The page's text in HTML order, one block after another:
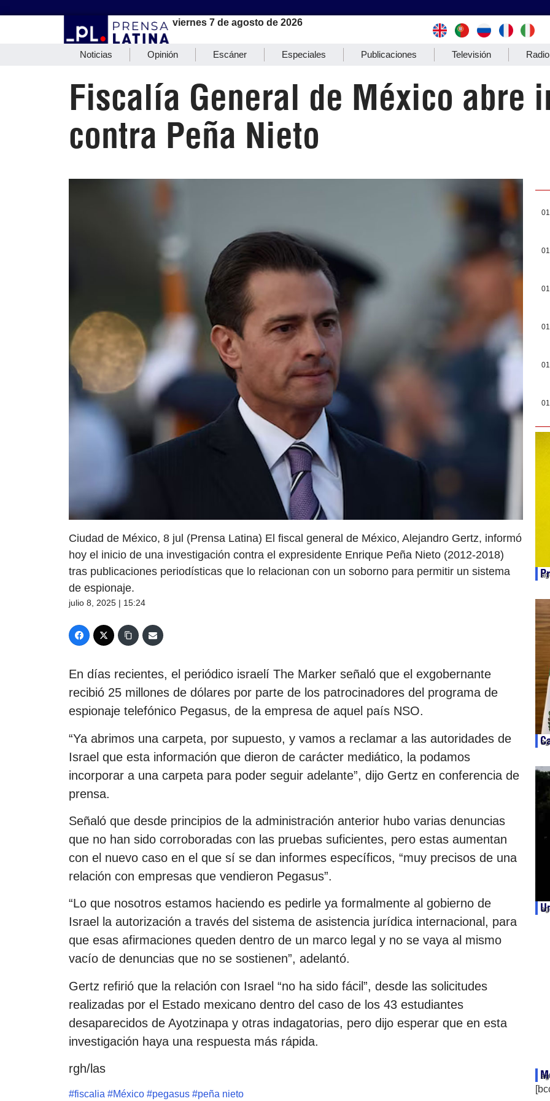
viernes 7 de agosto de 2026
Noticias Opinión Escáner Especiales Publicaciones Televisión Radio
Fiscalía General de México abre
contra Peña Nieto
Ciudad de México, 8 jul (Prensa Latina) El fiscal general de México, Alejandro Gertz, informó
hoy el inicio de una investigación contra el expresidente Enrique Peña Nieto (2012-2018)
tras publicaciones periodísticas que lo relacionan con un soborno para permitir un sistema
de espionaje.
julio 8, 2025 | 15:24
En días recientes, el periódico israelí The Marker señaló que el exgobernante
recibió 25 millones de dólares por parte de los patrocinadores del programa de
espionaje telefónico Pegasus, de la empresa de aquel país NSO.
“Ya abrimos una carpeta, por supuesto, y vamos a reclamar a las autoridades de
Israel que esta información que dieron de carácter mediático, la podamos
incorporar a una carpeta para poder seguir adelante”, dijo Gertz en conferencia de
prensa.
Señaló que desde principios de la administración anterior hubo varias denuncias
que no han sido corroboradas con las pruebas suficientes, pero estas aumentan
con el nuevo caso en el que sí se dan informes específicos, “muy precisos de una
relación con empresas que vendieron Pegasus”.
“Lo que nosotros estamos haciendo es pedirle ya formalmente al gobierno de
Israel la autorización a través del sistema de asistencia jurídica internacional, para
que esas afirmaciones queden dentro de un marco legal y no se vaya al mismo
vacío de denuncias que no se sostienen”, adelantó.
Gertz refirió que la relación con Israel “no ha sido fácil”, desde las solicitudes
realizadas por el Estado mexicano dentro del caso de los 43 estudiantes
desaparecidos de Ayotzinapa y otras indagatorias, pero dijo esperar que en esta
investigación haya una respuesta más rápida.
rgh/las
#fiscalia #México #pegasus #peña nieto